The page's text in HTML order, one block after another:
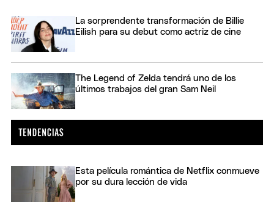
La sorprendente transformación de Billie
Eilish para su debut como actriz de cine
The Legend of Zelda tendrá uno de los
últimos trabajos del gran Sam Neil
Esta película romántica de Netflix conmueve
por su dura lección de vida